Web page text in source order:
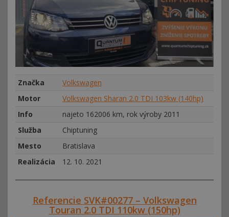
Značka
Volkswagen
Motor
Volkswagen Sharan 2.0 TDI 103kw (140hp)
Info
najeto 162006 km, rok výroby 2011
Služba
Chiptuning
Mesto
Bratislava
Realizácia
12. 10. 2021
Referencie SVK#00277 – Volkswagen
Touran 2.0 TDI 110kw (150hp)